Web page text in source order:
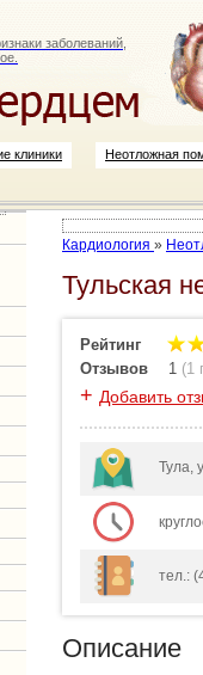
заболеваний,
клиники Неотложная
Кардиология »
Тульская
Рейтинг
Отзывов
1 (1
+ Добавить
Тула,
тел.:
Описание